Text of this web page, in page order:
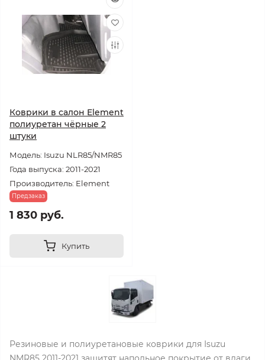
Коврики в салон Element
полиуретан чёрные 2
штуки
Модель: Isuzu NLR85/NMR85
Года выпуска: 2011-2021
Производитель: Element
Предзаказ
1 830 руб.
Купить
Резиновые и полиуретановые коврики для Isuzu